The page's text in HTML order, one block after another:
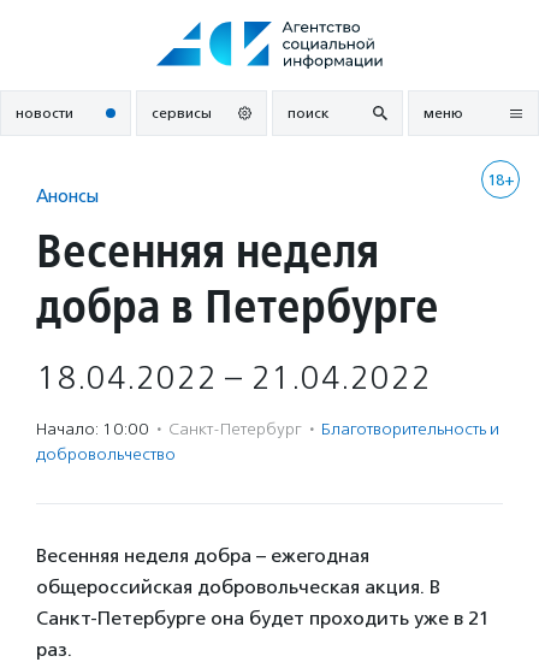
новости сервисы поиск меню
18+
Анонсы
Весенняя неделя
добра в Петербурге
18.04.2022 – 21.04.2022
Начало: 10:00 · Санкт-Петербург · Благотвори­тель­ность и
доброволь­чест­во
Весенняя неделя добра – ежегодная
общероссийская добровольческая акция. В
Санкт-Петербурге она будет проходить уже в 21
раз.